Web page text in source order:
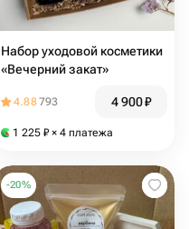
Набор уходовой косметики
«Вечерний закат»
4.88793 4 900₽
1 225 ₽ × 4 платежа
-20%